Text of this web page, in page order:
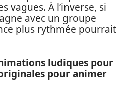
vagues. À l’inverse, si
avec un groupe
plus rythmée pourrait
ludiques pour
pour animer